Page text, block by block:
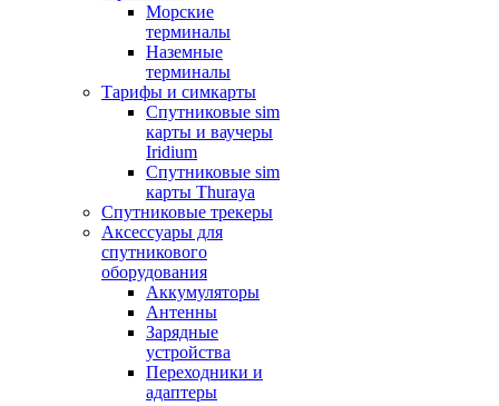
Морские
терминалы
Наземные
терминалы
Тарифы и симкарты
Спутниковые sim
карты и ваучеры
Iridium
Спутниковые sim
карты Thuraya
Спутниковые трекеры
Аксессуары для
спутникового
оборудования
Аккумуляторы
Антенны
Зарядные
устройства
Переходники и
адаптеры